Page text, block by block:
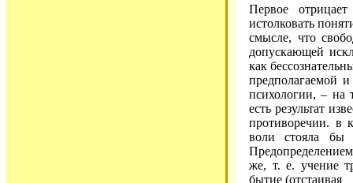
Первое
истолковать
смысле, что
допускающей
как
предполагаемой
психологии, –
есть результат
противоречии. в
воли стояла бы
же, т. е. учение
бытие (отстаивая